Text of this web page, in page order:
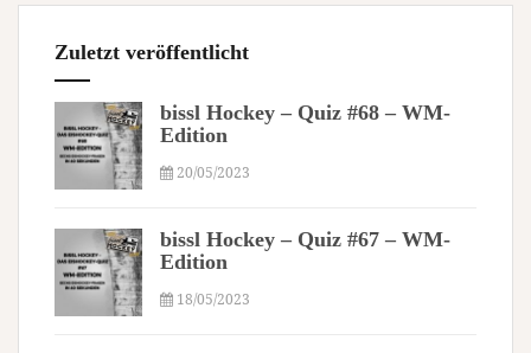
Zuletzt veröffentlicht
bissl Hockey – Quiz #68 – WM-
Edition
20/05/2023
bissl Hockey – Quiz #67 – WM-
Edition
18/05/2023